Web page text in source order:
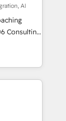
you
AI
how
build your
then stay
+
Custom